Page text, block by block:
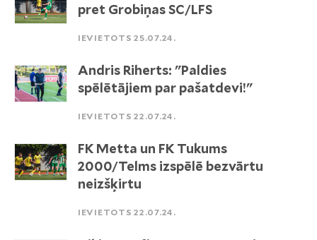
pret Grobiņas SC/LFS
IEVIETOTS 25.07.24.
Andris Riherts: "Paldies
spēlētājiem par pašatdevi!"
IEVIETOTS 22.07.24.
FK Metta un FK Tukums
2000/Telms izspēlē bezvārtu
neizšķirtu
IEVIETOTS 22.07.24.